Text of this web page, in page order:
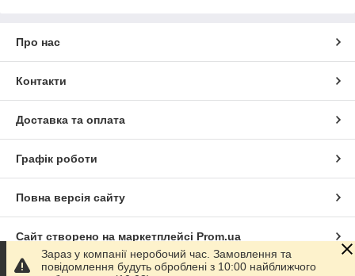
Про нас
Контакти
Доставка та оплата
Графік роботи
Повна версія сайту
Сайт створено на маркетплейсі Prom.ua
Зараз у компанії неробочий час. Замовлення та
повідомлення будуть оброблені з 10:00 найближчого